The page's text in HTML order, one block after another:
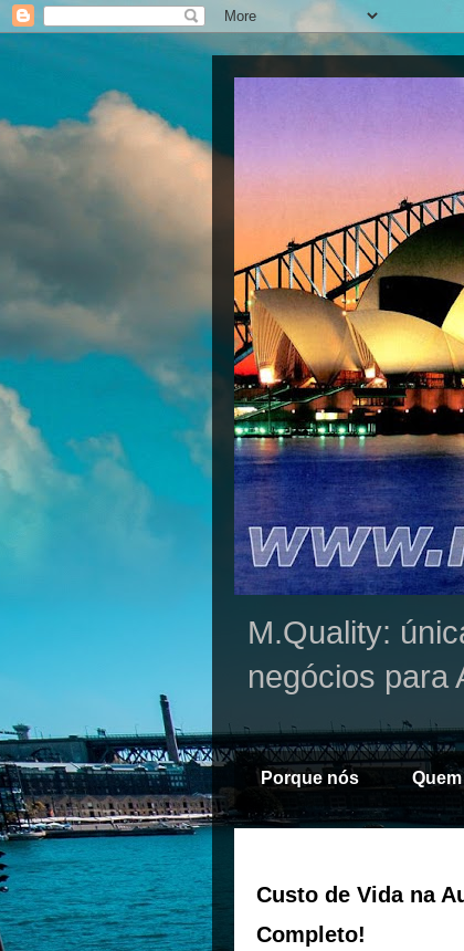
M.Quality:
negócios para
Porque nós
Custo de Vida na
Completo!